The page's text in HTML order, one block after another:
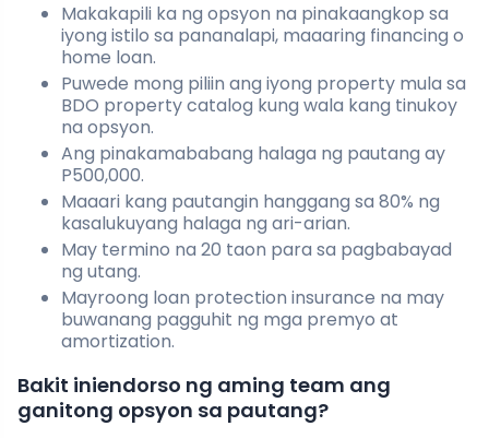
Makakapili ka ng opsyon na pinakaangkop sa
iyong istilo sa pananalapi, maaaring financing o
home loan.
Puwede mong piliin ang iyong property mula sa
BDO property catalog kung wala kang tinukoy
na opsyon.
Ang pinakamababang halaga ng pautang ay
P500,000.
Maaari kang pautangin hanggang sa 80% ng
kasalukuyang halaga ng ari-arian.
May termino na 20 taon para sa pagbabayad
ng utang.
Mayroong loan protection insurance na may
buwanang pagguhit ng mga premyo at
amortization.
Bakit iniendorso ng aming team ang
ganitong opsyon sa pautang?